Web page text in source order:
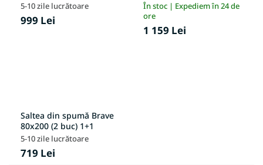
5-10 zile lucrătoare
999 Lei
În stoc | Expediem în 24 de
ore
1 159 Lei
Saltea din spumă Brave
80x200 (2 buc) 1+1
5-10 zile lucrătoare
719 Lei